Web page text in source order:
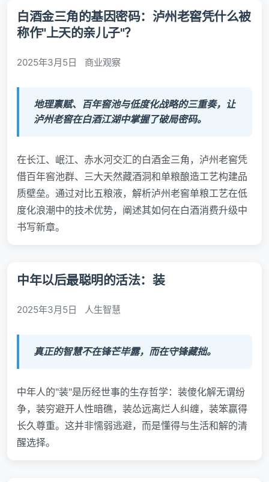
白酒金三角的基因密码：泸州老窖凭什么被
称作"上天的亲儿子"？
2025年3月5日 商业观察
地理禀赋、百年窖池与低度化战略的三重奏，让
泸州老窖在白酒江湖中掌握了破局密码。
在长江、岷江、赤水河交汇的白酒金三角，泸州老窖凭
借百年窖池群、三大天然藏酒洞和单粮酿造工艺构建品
质壁垒。通过对比五粮液，解析泸州老窖单粮工艺在低
度化浪潮中的技术优势，阐述其如何在白酒消费升级中
书写新章。
中年以后最聪明的活法：装
2025年3月5日 人生智慧
真正的智慧不在锋芒毕露，而在守锋藏拙。
中年人的"装"是历经世事的生存哲学：装傻化解无谓纷
争，装穷避开人性暗礁，装怂远离烂人纠缠，装笨赢得
长久尊重。这并非懦弱逃避，而是懂得与生活和解的清
醒选择。